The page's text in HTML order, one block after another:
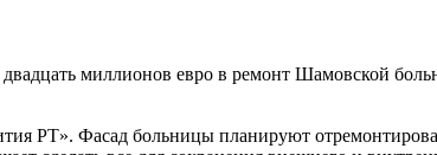
миллионов евро в ремонт Шамовской
РТ». Фасад больницы планируют